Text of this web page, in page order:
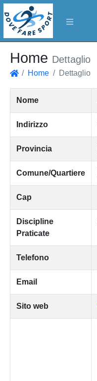
Home Dettaglio
Home Dettaglio
Nome
Indirizzo
Provincia
Comune/Quartiere
Cap
Discipline
Praticate
Telefono
Email
Sito web